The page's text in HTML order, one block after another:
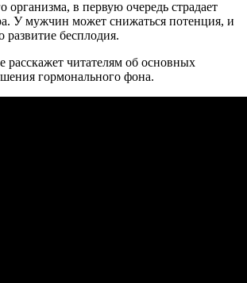
организма, в первую очередь страдает
У мужчин может снижаться потенция, и
развитие бесплодия.
расскажет читателям об основных
гормонального фона.